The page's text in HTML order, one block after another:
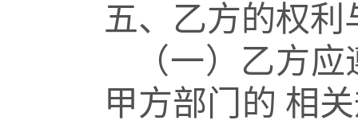
五、乙方的权利
（一）乙方
甲方部门的 相